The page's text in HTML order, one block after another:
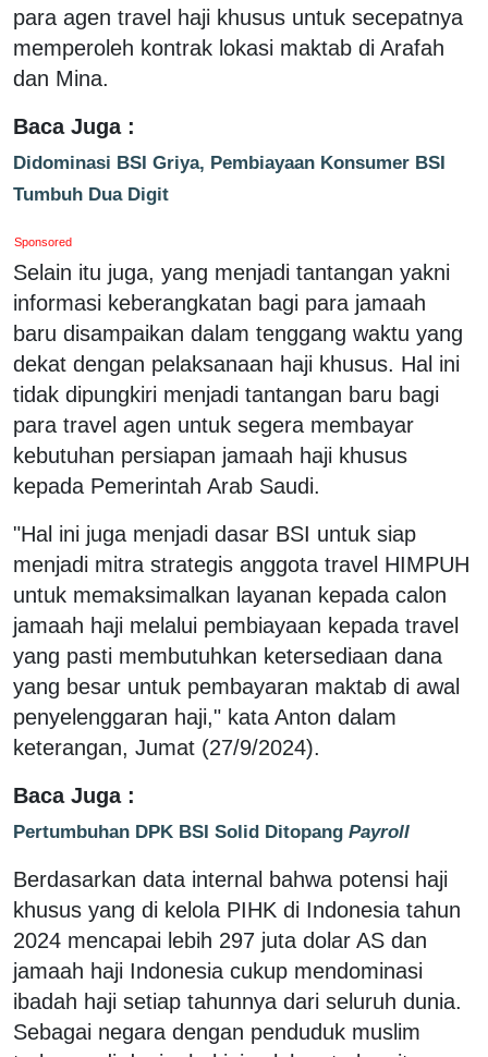
para agen travel haji khusus untuk secepatnya
memperoleh kontrak lokasi maktab di Arafah
dan Mina.
Baca Juga :
Didominasi BSI Griya, Pembiayaan Konsumer BSI
Tumbuh Dua Digit
Sponsored
Selain itu juga, yang menjadi tantangan yakni
informasi keberangkatan bagi para jamaah
baru disampaikan dalam tenggang waktu yang
dekat dengan pelaksanaan haji khusus. Hal ini
tidak dipungkiri menjadi tantangan baru bagi
para travel agen untuk segera membayar
kebutuhan persiapan jamaah haji khusus
kepada Pemerintah Arab Saudi.
"Hal ini juga menjadi dasar BSI untuk siap
menjadi mitra strategis anggota travel HIMPUH
untuk memaksimalkan layanan kepada calon
jamaah haji melalui pembiayaan kepada travel
yang pasti membutuhkan ketersediaan dana
yang besar untuk pembayaran maktab di awal
penyelenggaran haji," kata Anton dalam
keterangan, Jumat (27/9/2024).
Baca Juga :
Pertumbuhan DPK BSI Solid Ditopang Payroll
Berdasarkan data internal bahwa potensi haji
khusus yang di kelola PIHK di Indonesia tahun
2024 mencapai lebih 297 juta dolar AS dan
jamaah haji Indonesia cukup mendominasi
ibadah haji setiap tahunnya dari seluruh dunia.
Sebagai negara dengan penduduk muslim